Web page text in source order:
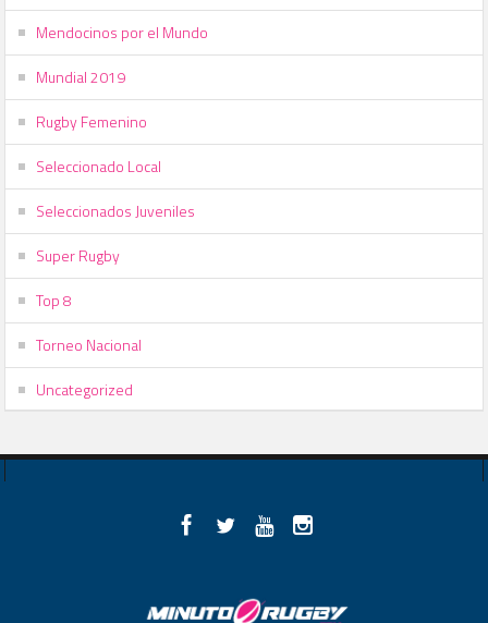
Mendocinos por el Mundo
Mundial 2019
Rugby Femenino
Seleccionado Local
Seleccionados Juveniles
Super Rugby
Top 8
Torneo Nacional
Uncategorized